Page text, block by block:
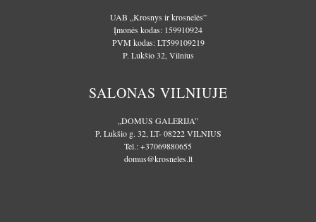
UAB „Krosnys ir krosnelės”
Įmonės kodas: 159910924
PVM kodas: LT599109219
P. Lukšio 32, Vilnius
SALONAS VILNIUJE
„DOMUS GALERIJA”
P. Lukšio g. 32, LT- 08222 VILNIUS
Tel.:+37069880655
domus@krosneles.lt